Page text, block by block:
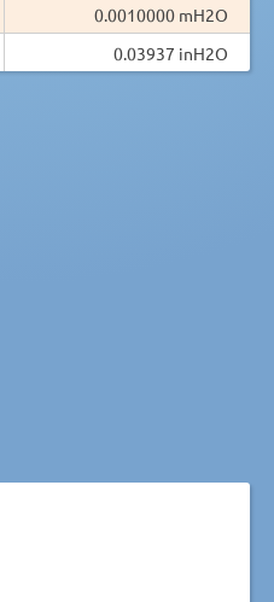
0.0010000 mH2O
0.03937 inH2O